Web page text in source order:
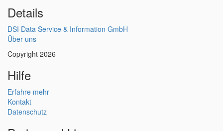
Details
DSI Data Service & Information GmbH
Über uns
Copyright 2026
Hilfe
Erfahre mehr
Kontakt
Datenschutz